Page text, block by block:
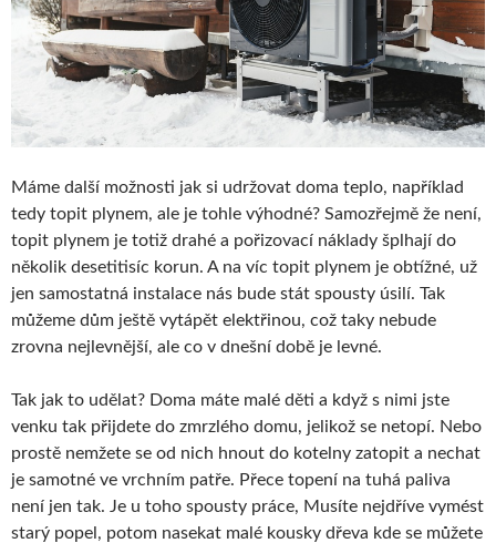
Máme další možnosti jak si udržovat doma teplo, například
tedy topit plynem, ale je tohle výhodné? Samozřejmě že není,
topit plynem je totiž drahé a pořizovací náklady šplhají do
několik desetitisíc korun. A na víc topit plynem je obtížné, už
jen samostatná instalace nás bude stát spousty úsilí. Tak
můžeme dům ještě vytápět elektřinou, což taky nebude
zrovna nejlevnější, ale co v dnešní době je levné.
Tak jak to udělat? Doma máte malé děti a když s nimi jste
venku tak přijdete do zmrzlého domu, jelikož se netopí. Nebo
prostě nemžete se od nich hnout do kotelny zatopit a nechat
je samotné ve vrchním patře. Přece topení na tuhá paliva
není jen tak. Je u toho spousty práce, Musíte nejdříve vymést
starý popel, potom nasekat malé kousky dřeva kde se můžete